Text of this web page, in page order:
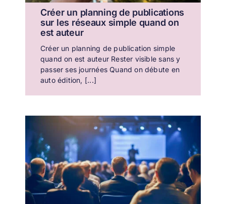
Créer un planning de publications
sur les réseaux simple quand on
est auteur
Créer un planning de publication simple
quand on est auteur Rester visible sans y
passer ses journées Quand on débute en
auto édition, [...]